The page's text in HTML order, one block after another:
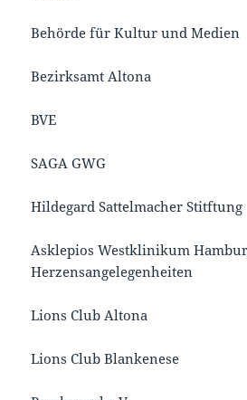
Behörde für Kultur und Medien
Bezirksamt Altona
BVE
SAGA GWG
Hildegard Sattelmacher Stitftung
Asklepios Westklinikum
Herzensangelegenheiten
Lions Club Altona
Lions Club Blankenese